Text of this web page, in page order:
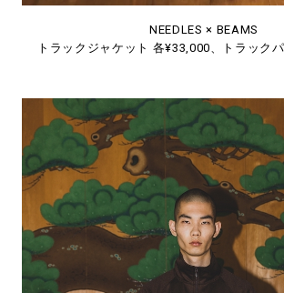
NEEDLES × BEAMS
トラックジャケット 各¥33,000、トラック